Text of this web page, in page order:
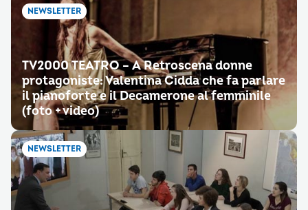
NEWSLETTER
TV2000 TEATRO – A Retroscena donne
protagoniste: Valentina Cidda che fa parlare
il pianoforte e il Decamerone al femminile
(foto + video)
NEWSLETTER